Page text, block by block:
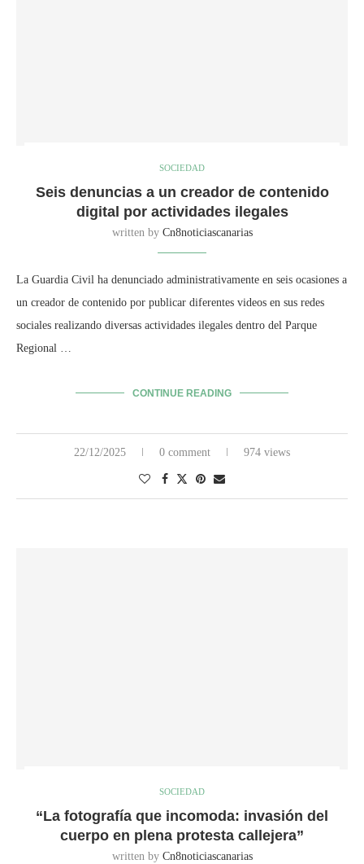
SOCIEDAD
Seis denuncias a un creador de contenido
digital por actividades ilegales
written by Cn8noticiascanarias
La Guardia Civil ha denunciado administrativamente en seis ocasiones a
un creador de contenido por publicar diferentes videos en sus redes
sociales realizando diversas actividades ilegales dentro del Parque
Regional …
CONTINUE READING
22/12/2025 0 comment 974 views
SOCIEDAD
“La fotografía que incomoda: invasión del
cuerpo en plena protesta callejera”
written by Cn8noticiascanarias